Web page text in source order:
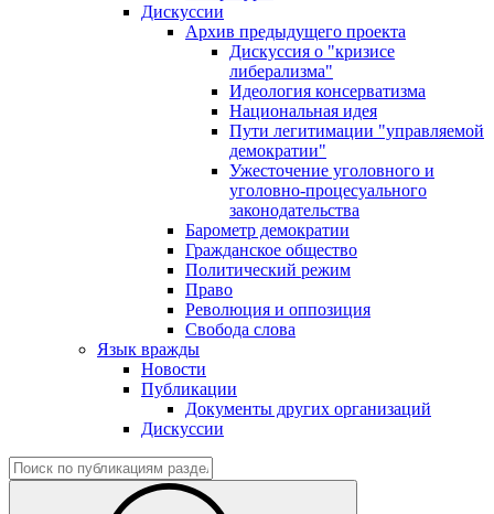
Дискуссии
Архив предыдущего проекта
Дискуссия о "кризисе
либерализма"
Идеология консерватизма
Национальная идея
Пути легитимации "управляемой
демократии"
Ужесточение уголовного и
уголовно-процесуального
законодательства
Барометр демократии
Гражданское общество
Политический режим
Право
Революция и оппозиция
Свобода слова
Язык вражды
Новости
Публикации
Документы других организаций
Дискуссии